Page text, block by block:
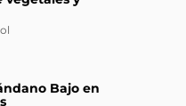
Bajo en